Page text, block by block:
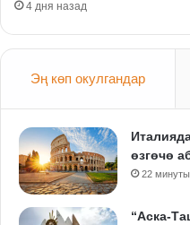
4 дня назад
Эң көп окулгандар
өзгөчө
22
“Аска-